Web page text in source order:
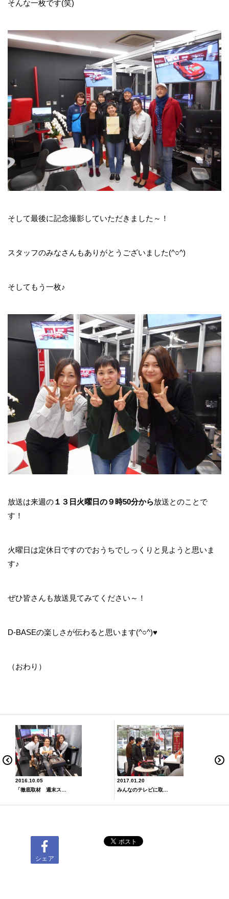
そんな一枚です(笑)
そして最後に記念撮影していただきました～！
スタッフのみなさんもありがとうございました(^○^)
そしてもう一枚♪
放送は来週の １３日火曜日の９時50分から放送とのことで
す！
火曜日は定休日ですのでおうちでしっくりと見ようと思いま
す♪
ぜひ皆さんも放送見てみてください～！
D-BASEの楽しさが伝わると思います(^○^)♥
（おわり）
2016.10.05
「徹底取材 週末スクープ 」にテレビ取材をしていただました（´∀｀）
2017.01.20
みんなのテレビに取材をしていただきましたヽ(*´∀｀)ノ
シェア